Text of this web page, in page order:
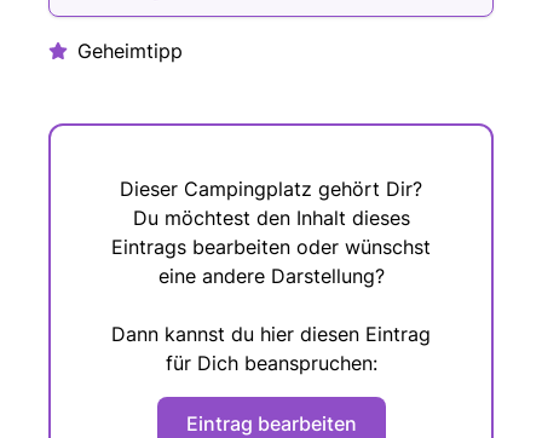
Geheimtipp
Dieser Campingplatz gehört Dir?
Du möchtest den Inhalt dieses
Eintrags bearbeiten oder wünschst
eine andere Darstellung?
Dann kannst du hier diesen Eintrag
für Dich beanspruchen:
Eintrag bearbeiten